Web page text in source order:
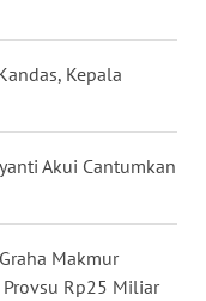
Kepala
Akui Cantumkan
Makmur
Provsu Rp25 Miliar